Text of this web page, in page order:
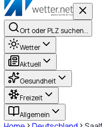
Ort oder PLZ suchen…
Wetter
Aktuell
Gesundheit
Freizeit
Allgemein